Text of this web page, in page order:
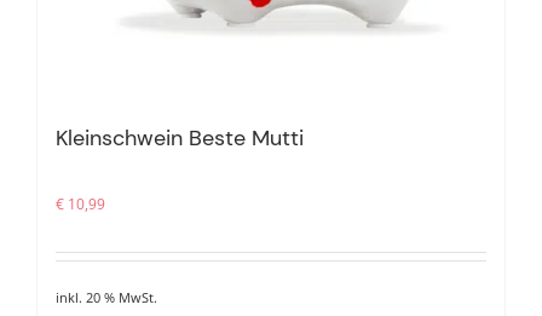
Kleinschwein Beste Mutti
€ 10,99
inkl. 20 % MwSt.